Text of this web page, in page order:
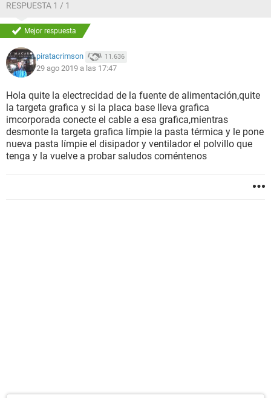
RESPUESTA 1 / 1
Mejor respuesta
piratacrimson 11.636
29 ago 2019 a las 17:47
Hola quite la electrecidad de la fuente de alimentación,quite
la targeta grafica y si la placa base lleva grafica
imcorporada conecte el cable a esa grafica,mientras
desmonte la targeta grafica límpie la pasta térmica y le pone
nueva pasta límpie el disipador y ventilador el polvillo que
tenga y la vuelve a probar saludos coméntenos